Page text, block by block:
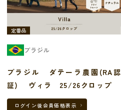
定番品
ブラジル
ブラジル ダテーラ農園(RA認
証) ヴィラ 25/26クロップ
ログイン後会員価格表示